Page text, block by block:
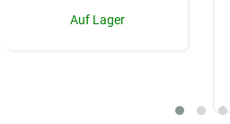
Auf Lager